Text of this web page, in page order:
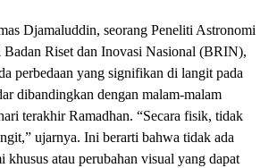
Djamaluddin, seorang Peneliti Astronomi
Riset dan Inovasi Nasional (BRIN),
perbedaan yang signifikan di langit pada
dibandingkan dengan malam-malam
terakhir Ramadhan. “Secara fisik, tidak
ujarnya. Ini berarti bahwa tidak ada
khusus atau perubahan visual yang dapat